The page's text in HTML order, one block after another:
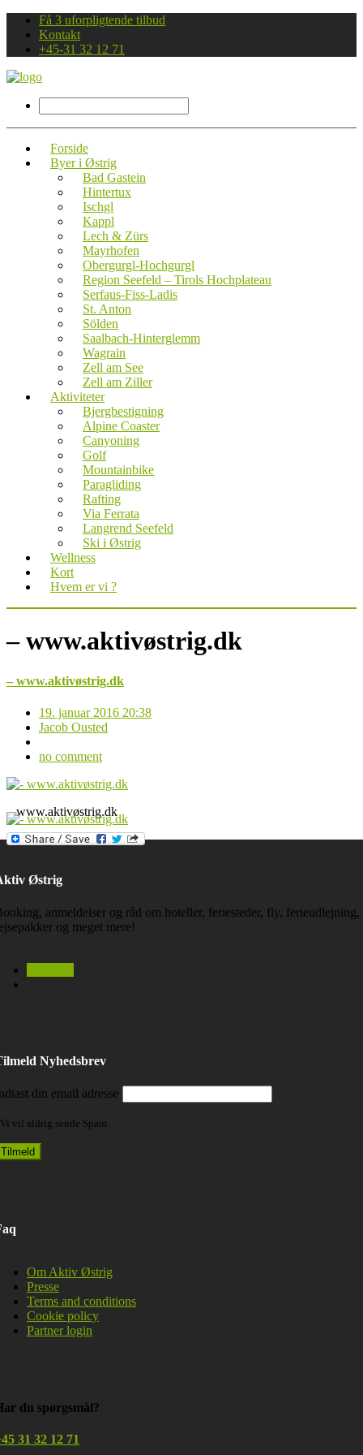
Få 3 uforpligtende tilbud
Kontakt
+45-31 32 12 71
Forside
Byer i Østrig
Bad Gastein
Hintertux
Ischgl
Kappl
Lech & Zürs
Mayrhofen
Obergurgl-Hochgurgl
Region Seefeld – Tirols Hochplateau
Serfaus-Fiss-Ladis
St. Anton
Sölden
Saalbach-Hinterglemm
Wagrain
Zell am See
Zell am Ziller
Aktiviteter
Bjergbestigning
Alpine Coaster
Canyoning
Golf
Mountainbike
Paragliding
Rafting
Via Ferrata
Langrend Seefeld
Ski i Østrig
Wellness
Kort
Hvem er vi ?
– www.aktivøstrig.dk
– www.aktivøstrig.dk
19. januar 2016 20:38
Jacob Ousted
no comment
– www.aktivøstrig.dk
Østrig
anmeldelser og råd om hoteller, feriesteder, fly, ferieudlejning,
og meget mere!
Nyhedsbrev
din email adresse
vil aldrig sende Spam
Om Aktiv Østrig
Presse
Terms and conditions
Cookie policy
Partner login
du spørgsmål?
31 32 12 71